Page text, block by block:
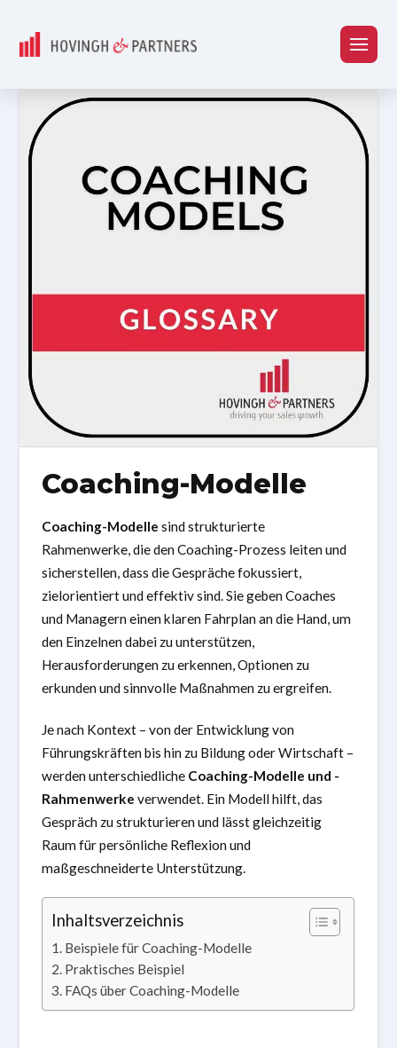
Coaching-Modelle
Coaching-Modelle sind strukturierte
Rahmenwerke, die den Coaching-Prozess leiten und
sicherstellen, dass die Gespräche fokussiert,
zielorientiert und effektiv sind. Sie geben Coaches
und Managern einen klaren Fahrplan an die Hand, um
den Einzelnen dabei zu unterstützen,
Herausforderungen zu erkennen, Optionen zu
erkunden und sinnvolle Maßnahmen zu ergreifen.
Je nach Kontext – von der Entwicklung von
Führungskräften bis hin zu Bildung oder Wirtschaft –
werden unterschiedliche Coaching-Modelle und -
Rahmenwerke verwendet. Ein Modell hilft, das
Gespräch zu strukturieren und lässt gleichzeitig
Raum für persönliche Reflexion und
maßgeschneiderte Unterstützung.
Inhaltsverzeichnis
Beispiele für Coaching-Modelle
Praktisches Beispiel
FAQs über Coaching-Modelle